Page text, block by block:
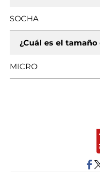
SOCHA
¿Cuál es el
MICRO